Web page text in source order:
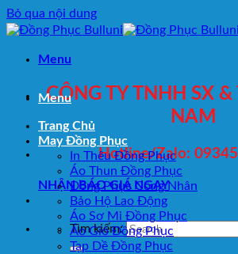
Bỏ qua nội dung
Menu
CÔNG TY TNHH SX
NAM
Hotline/Zalo:
NHẬN BÁO GIÁ NGAY
Tìm kiếm:
Menu
Trang Chủ
May Đồng Phục
In Thêu Đồng Phục
Áo Thun Đồng Phục
Đồng Phục Công Nhân
Bảo Hộ Lao Động
Áo Sơ Mi Đồng Phục
Áo Gió Đồng Phục
Tạp Dề Đồng Phục